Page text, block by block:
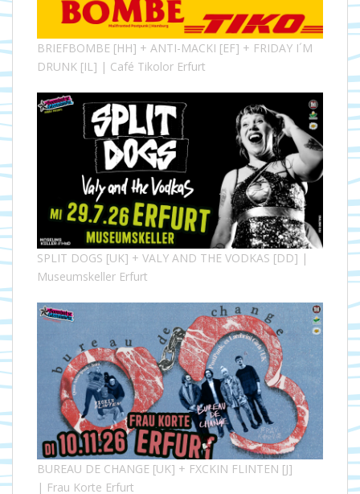
BRIEFBOMBE [HH] + ANTI-MACKI [EF] + FRIDAY I´M
DRUNK [IL] | Café Tikolor Erfurt
SPLIT DOGS [UK] + VALY AND THE VODKAS [DD] |
Museumskeller Erfurt
BUREAU DE CHANGE [UK] + FXCKIN FLINTEN [J]
| Frau Korte Erfurt